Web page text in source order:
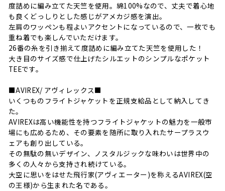
度詰めに編み立てた天竺を使用。綿100%なので、丈夫で着心地
も良くどっしりとした感じがアメカジ感を演出。
左肩のワッペンも程よいアクセントになっているので、一枚でも
重ね着でも楽しんでいただけます。
26番の糸を引き揃えて度詰めに編み立てた天竺を使用した！
大き目のサイズ感で仕上げたシルエットのシンプルなポケット
TEEです。
■AVIREX/ アヴィレックス■
いくつものフライトジャケットを正規支給品として納入してき
た。
AVIREXは高い機能性を持つフライトジャケットの魅力を一般市
場にも広めるため、その要素を随所に取り入れたサープラスウ
ェアも創り出している。
その無駄の無いデザイン、ノスタルジックな味わいは世界中の
多くの人々から支持され続けている。
大空に思いをはせた飛行家(アヴィエーター)を称えるAVIREX(空
の王様)から生まれた名である。